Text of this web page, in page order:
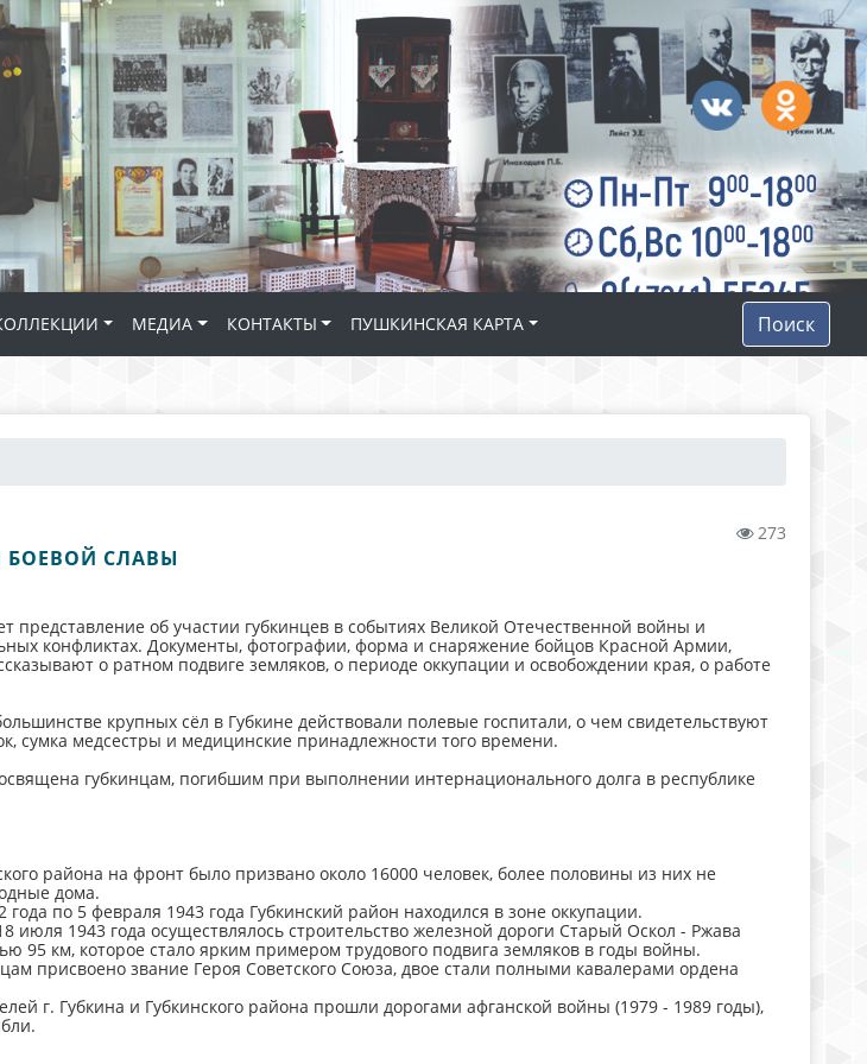
МЕДИА КОНТАКТЫ ПУШКИНСКАЯ КАРТА Поиск
273
БОЕВОЙ СЛАВЫ
представление об участии губкинцев в событиях Великой Отечественной войны и
конфликтах. Документы, фотографии, форма и снаряжение бойцов Красной Армии,
о ратном подвиге земляков, о периоде оккупации и освобождении края, о работе
крупных сёл в Губкине действовали полевые госпитали, о чем свидетельствуют
сумка медсестры и медицинские принадлежности того времени.
губкинцам, погибшим при выполнении интернационального долга в республике
района на фронт было призвано около 16000 человек, более половины из них не
дома.
года по 5 февраля 1943 года Губкинский район находился в зоне оккупации.
июля 1943 года осуществлялось строительство железной дороги Старый Оскол - Ржава
95 км, которое стало ярким примером трудового подвига земляков в годы войны.
присвоено звание Героя Советского Союза, двое стали полными кавалерами ордена
г. Губкина и Губкинского района прошли дорогами афганской войны (1979 - 1989 годы),